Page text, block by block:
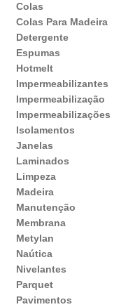
Colas
Colas Para Madeira
Detergente
Espumas
Hotmelt
Impermeabilizantes
Impermeabilização
Impermeabilizações
Isolamentos
Janelas
Laminados
Limpeza
Madeira
Manutenção
Membrana
Metylan
Naútica
Nivelantes
Parquet
Pavimentos